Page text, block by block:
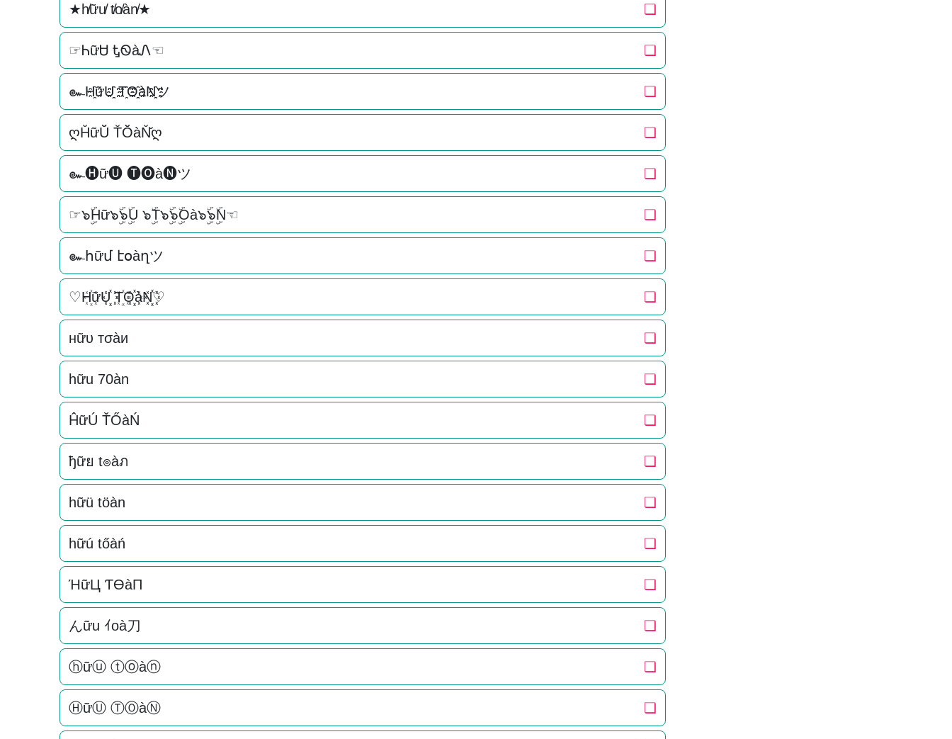
★h̸ữu̸ t̸o̸àn̸★ ❏
☞ᏂữᏌ ᎿᏫàᏁ☜ ❏
๛H҈ữU҈҈ T҈O҈҈àN҈҈ツ ❏
ღH̆ữŬ̆ T̆Ŏ̆àN̆̆ღ ❏
๛🅗ữ🅤 🅣🅞à🅝ツ ❏
☞๖ۣۜHữ๖ۣۜ๖ۣۜU ๖ۣۜT๖ۣۜ๖ۣۜOà๖ۣۜ๖ۣۜN☜ ❏
๛հữմ էօàղツ ❏
♡H꙰ữU꙰꙰ T꙰O꙰꙰àN꙰꙰♡ ❏
нữυ тσàи ❏
hữu 70àn ❏
ĤữÚ ŤŐàŃ ❏
ђữย t๏àภ ❏
hữü töàn ❏
hữú tőàń ❏
ΉữЦ ƬӨàП ❏
んữu ｲoà刀 ❏
ⓗữⓤ ⓣⓞàⓝ ❏
ⒽữⓊ ⓉⓄàⓃ ❏